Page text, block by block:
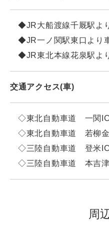
◆JR大船渡線千厩駅よ
◆JR一ノ関駅東口より
◆JR東北本線花泉駅よ
交通アクセス(車)
◇東北自動車道 一関IC
◇東北自動車道 若柳金
◇三陸自動車道 登米IC
◇三陸自動車道 本吉津
周